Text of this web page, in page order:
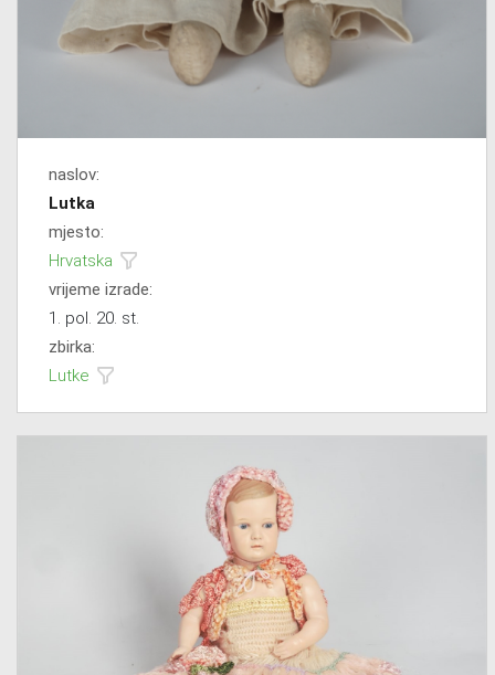
naslov:
Lutka
mjesto:
Hrvatska
vrijeme izrade:
1. pol. 20. st.
zbirka:
Lutke